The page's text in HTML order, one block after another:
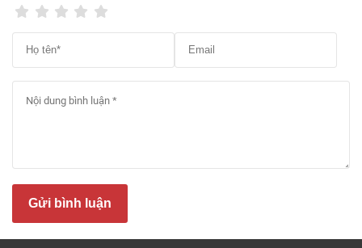
thay thế do lỗi mốt.
– Màu sắc sàn nhựa lát sàn không còn hợp thời,
không hợp xu hướng màu sắc hiện nay, khách hàng
ít lựa chọn.
– Khách hàng đặt hàng, mua sản phẩm riêng lẻ, số
trình dự án nhỏ.
– Các sản phẩm vật liệu sàn Vinyl giá rẻ được các
chủ đầu tư, dự án, các đại lý phân phối sàn nhựa
Gửi bình luận